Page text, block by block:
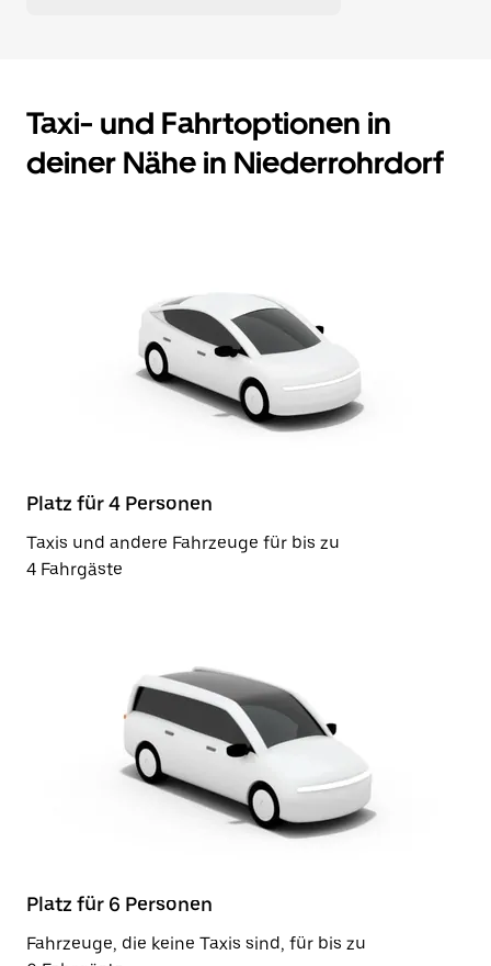
Taxi- und Fahrtoptionen in
deiner Nähe in Niederrohrdorf
Platz für 4 Personen
Taxis und andere Fahrzeuge für bis zu
4 Fahrgäste
Platz für 6 Personen
Fahrzeuge, die keine Taxis sind, für bis zu